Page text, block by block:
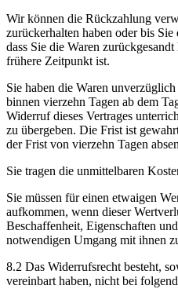
Wir können die Rückzahlung
zurückerhalten haben oder bis
dass Sie die Waren
frühere Zeitpunkt ist.
Sie haben die Waren
binnen vierzehn Tagen ab dem
Widerruf dieses Vertrages
zu übergeben. Die Frist ist
der Frist von vierzehn Tagen
Sie tragen die unmittelbaren
Sie müssen für einen etwaigen
aufkommen, wenn dieser
Beschaffenheit, Eigenschaften
notwendigen Umgang mit ihnen
8.2 Das Widerrufsrecht besteht,
vereinbart haben, nicht bei